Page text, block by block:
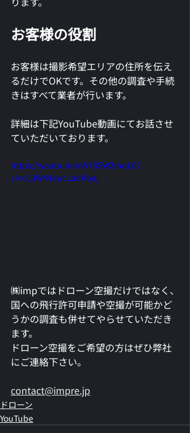
お客様の役割
お客様は撮影希望エリアの住所を伝え
るだけでOKです。その他の調査や手続
きはすべて業者が行います。
詳細は下記YouTube動画にてお話させ
ていただいております。
https://youtu.be/rW78SW2mqL0?
si=e1JW44eucLaeKbaj
㈱impではドローン空撮だけではなく、
国への飛行許可申請や空撮が可能かど
うかの調査も併せてやらせていただき
ます。
ドローン空撮をご希望の方はぜひ弊社
にご連絡下さい。
contact@impre.jp
ドローン
YouTube